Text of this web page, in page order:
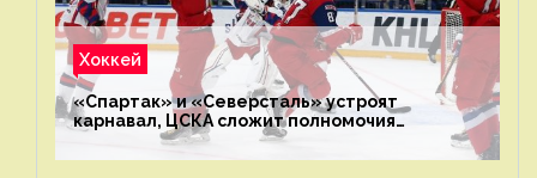
Хоккей
«Спартак» и «Северсталь» устроят
карнавал, ЦСКА сложит полномочия
чемпиона. Превью первого раунда плей-офф
на Западе